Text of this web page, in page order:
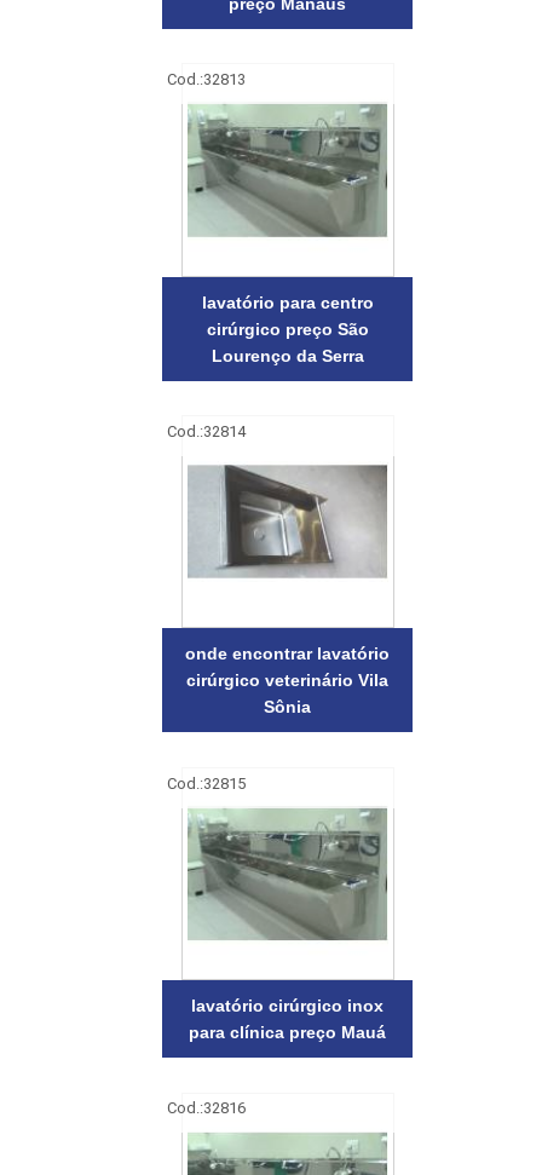
Cod.:32813
lavatório para centro
cirúrgico preço São
Lourenço da Serra
Cod.:32814
onde encontrar lavatório
cirúrgico veterinário Vila
Sônia
Cod.:32815
lavatório cirúrgico inox
para clínica preço Mauá
Cod.:32816